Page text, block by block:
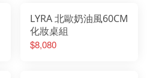
LYRA 北歐奶油風60CM
化妝桌組
$8,080